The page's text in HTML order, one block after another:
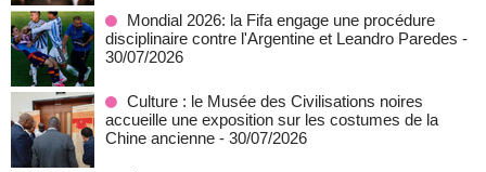
Mondial 2026: la Fifa engage une procédure
disciplinaire contre l'Argentine et Leandro Paredes -
30/07/2026
Culture : le Musée des Civilisations noires
accueille une exposition sur les costumes de la
Chine ancienne - 30/07/2026